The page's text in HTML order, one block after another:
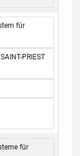
für
PRIEST
für